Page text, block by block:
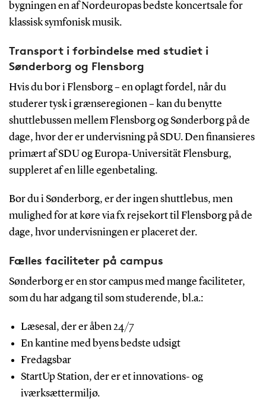
bygningen en af Nordeuropas bedste koncertsale for
klassisk symfonisk musik.
Transport i forbindelse med studiet i
Sønderborg og Flensborg
Hvis du bor i Flensborg – en oplagt fordel, når du
studerer tysk i grænseregionen – kan du benytte
shuttlebussen mellem Flensborg og Sønderborg på de
dage, hvor der er undervisning på SDU. Den finansieres
primært af SDU og Europa-Universität Flensburg,
suppleret af en lille egenbetaling.
Bor du i Sønderborg, er der ingen shuttlebus, men
mulighed for at køre via fx rejsekort til Flensborg på de
dage, hvor undervisningen er placeret der.
Fælles faciliteter på campus
Sønderborg er en stor campus med mange faciliteter,
som du har adgang til som studerende, bl.a.:
Læsesal, der er åben 24/7
En kantine med byens bedste udsigt
Fredagsbar
StartUp Station, der er et innovations- og
iværksættermiljø.